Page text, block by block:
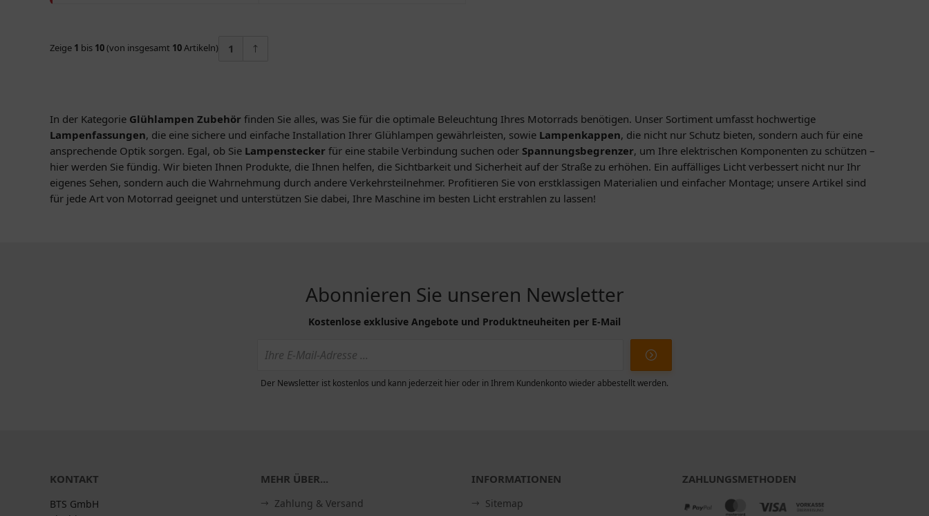
Zeige 1 bis 10(von insgesamt 10Artikeln) 1
In der Kategorie Glühlampen Zubehör finden Sie alles, was Sie für die optimale Beleuchtung Ihres Motorrads benötigen. Unser Sortiment umfasst hochwertige
Lampenfassungen, die eine sichere und einfache Installation Ihrer Glühlampen gewährleisten, sowie Lampenkappen, die nicht nur Schutz bieten, sondern auch für eine
ansprechende Optik sorgen. Egal, ob Sie Lampenstecker für eine stabile Verbindung suchen oder Spannungsbegrenzer, um Ihre elektrischen Komponenten zu schützen –
hier werden Sie fündig. Wir bieten Ihnen Produkte, die Ihnen helfen, die Sichtbarkeit und Sicherheit auf der Straße zu erhöhen. Ein auffälliges Licht verbessert nicht nur Ihr
eigenes Sehen, sondern auch die Wahrnehmung durch andere Verkehrsteilnehmer. Profitieren Sie von erstklassigen Materialien und einfacher Montage; unsere Artikel sind
für jede Art von Motorrad geeignet und unterstützen Sie dabei, Ihre Maschine im besten Licht erstrahlen zu lassen!
Abonnieren Sie unseren Newsletter
Kostenlose exklusive Angebote und Produktneuheiten per E-Mail
Der Newsletter ist kostenlos und kann jederzeit hier oder in Ihrem Kundenkonto wieder abbestellt werden.
KONTAKT
BTS GmbH
MEHR ÜBER...
Zahlung & Versand
INFORMATIONEN
Sitemap
ZAHLUNGSMETHODEN